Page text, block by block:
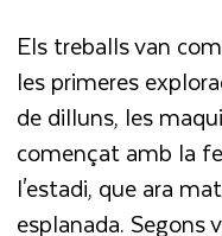
Els treballs van
les primeres
de dilluns, les
començat amb la
l'estadi, que ara
esplanada. Segons